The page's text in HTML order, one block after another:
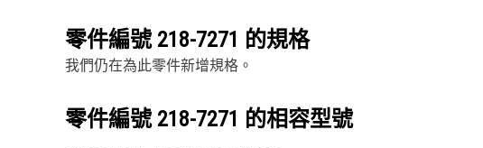
零件編號 218-7271 的規格
我們仍在為此零件新增規格。
零件編號 218-7271 的相容型號